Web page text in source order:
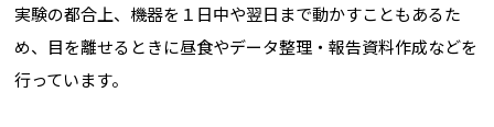
実験の都合上、機器を１日中や翌日まで動かすこともあるた
め、目を離せるときに昼食やデータ整理・報告資料作成などを
行っています。